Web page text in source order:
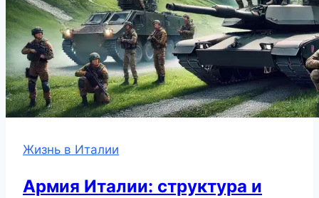
Жизнь в Италии
Армия Италии: структура и